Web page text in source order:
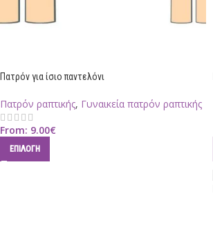
Πατρόν για ίσιο παντελόνι
Πατρόν ραπτικής, Γυναικεία πατρόν ραπτικής
From: 9.00€
ΕΠΙΛΟΓΉ